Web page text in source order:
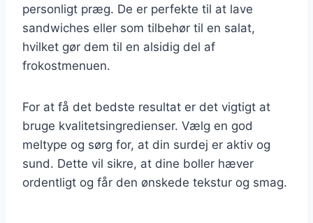
personligt præg. De er perfekte til at lave
sandwiches eller som tilbehør til en salat,
hvilket gør dem til en alsidig del af
frokostmenuen.
For at få det bedste resultat er det vigtigt at
bruge kvalitetsingredienser. Vælg en god
meltype og sørg for, at din surdej er aktiv og
sund. Dette vil sikre, at dine boller hæver
ordentligt og får den ønskede tekstur og smag.